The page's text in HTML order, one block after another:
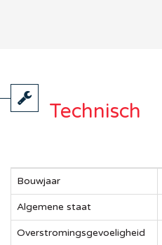
Technisch
Bouwjaar
Algemene staat
Overstromingsgevoeligheid